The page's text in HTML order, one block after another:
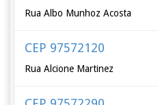
Rua Albo Munhoz Acosta
CEP 97572120
Rua Alcione Martinez